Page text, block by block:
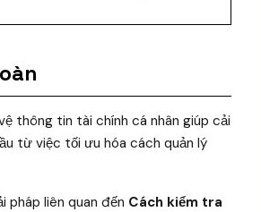
thông tin tài chính cá nhân giúp cải
từ việc tối ưu hóa cách quản lý
pháp liên quan đến Cách kiểm tra